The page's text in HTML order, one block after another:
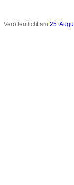
Veröffentlicht am 25.